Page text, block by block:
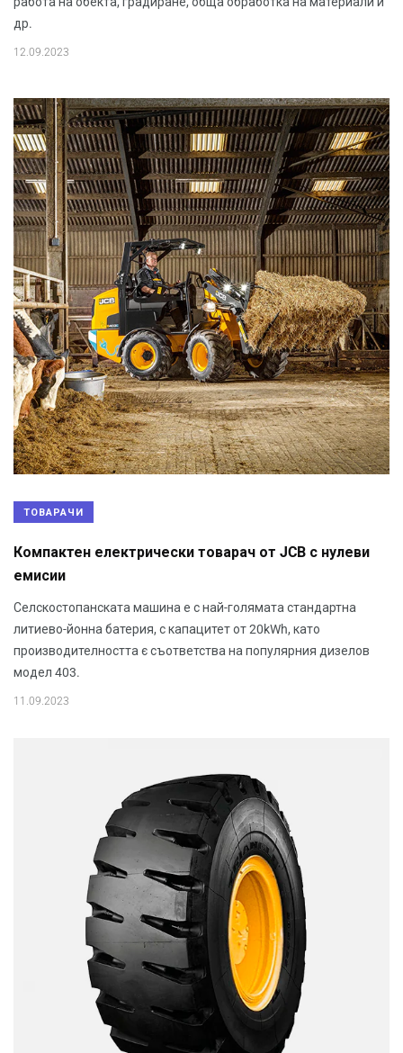
др.
12.09.2023
ТОВАРАЧИ
Компактен електрически товарач от JCB с нулеви
емисии
Селскостопанската машина е с най-голямата стандартна
литиево-йонна батерия, с капацитет от 20kWh, като
производителността є съответства на популярния дизелов
модел 403.
11.09.2023